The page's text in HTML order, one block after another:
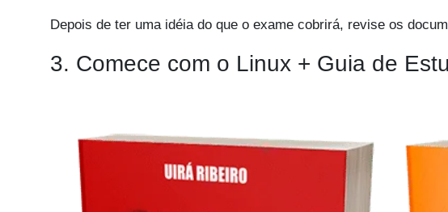
Depois de ter uma idéia do que o exame cobrirá, revise os
3. Comece com o Linux + Guia de